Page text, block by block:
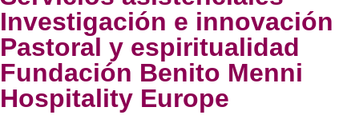
Investigación e innovación
Pastoral y espiritualidad
Fundación Benito Menni
Hospitality Europe